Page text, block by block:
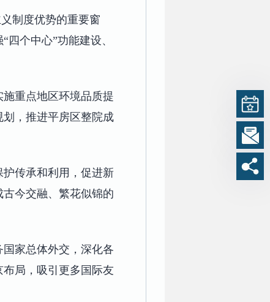
制度优势的重要窗
个中心”功能建设、
重点地区环境品质提
，推进平房区整院成
传承和利用，促进新
今交融、繁花似锦的
家总体外交，深化各
局，吸引更多国际友